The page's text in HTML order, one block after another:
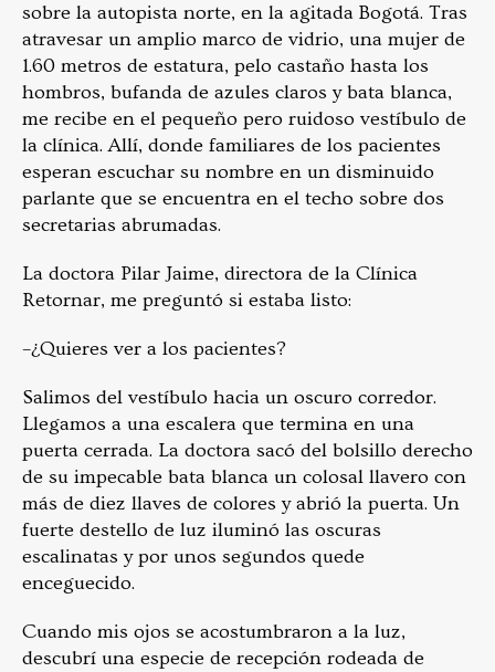
­sobre la autopista norte, en la agitada Bogotá. Tras
atravesar un amplio marco de vidrio, una mujer de
1.60 metros de estatura, pelo castaño hasta los
hombros, bufanda de azules claros y bata blanca,
me recibe en el pequeño pero ruidoso vestíbulo de
la clínica. Allí, donde familiares de los pacientes
esperan escuchar su nombre en un disminuido
parlante que se encuentra en el techo sobre dos
secretarias abrumadas.
La doctora Pilar Jaime, directora de la Clínica
Retornar, me preguntó si estaba listo:
–¿Quieres ver a los pacientes?
Salimos del vestíbulo hacia un oscuro corredor.
Llegamos a una escalera que termina en una
puerta cerrada. La doctora sacó del bolsillo derecho
de su impecable bata blanca un colosal llavero con
más de diez llaves de colores y abrió la puerta. Un
fuerte destello de luz iluminó las oscuras
escalinatas y por unos segundos quede
enceguecido.
Cuando mis ojos se acostumbraron a la luz,
descubrí una especie de recepción rodeada de